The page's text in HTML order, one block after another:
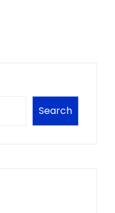
Search